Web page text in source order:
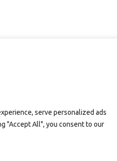
serve personalized ads
"Accept All", you consent to our